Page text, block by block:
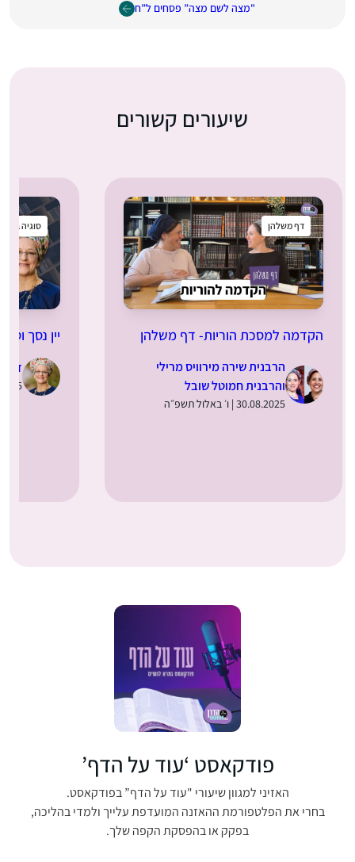
"מצה לשם מצה” פסחים ל”ח
שיעורים קשורים
דף משלהן
הקדמה למסכת הוריות- דף משלהן
הרבנית שירה מירוויס מרילי
והרבנית חמוטל שובל
30.08.2025 | ו׳ באלול תשפ״ה
סוגיה
יין נסך
ד”ר
28.08.2025
פודקאסט ‘עוד על הדף’
האזיני למגוון שיעורי "עוד על הדף” בפודקאסט.
בחרי את הפלטפורמת ההאזנה המועדפת עלייך ולמדי בהליכה,
בפקק או בהפסקת הקפה שלך.